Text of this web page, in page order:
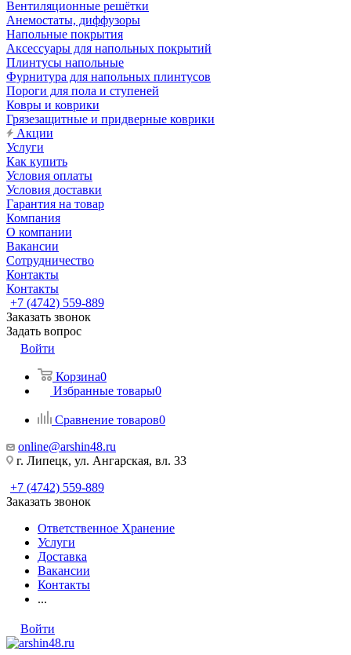
Вентиляционные решётки
Анемостаты, диффузоры
Напольные покрытия
Аксессуары для напольных покрытий
Плинтусы напольные
Фурнитура для напольных плинтусов
Пороги для пола и ступеней
Ковры и коврики
Грязезащитные и придверные коврики
Акции
Услуги
Как купить
Условия оплаты
Условия доставки
Гарантия на товар
Компания
О компании
Вакансии
Сотрудничество
Контакты
Контакты
+7 (4742) 559-889
Заказать звонок
Задать вопрос
Войти
Корзина0
Избранные товары0
Сравнение товаров0
online@arshin48.ru
г. Липецк, ул. Ангарская, вл. 33
+7 (4742) 559-889
Заказать звонок
Ответственное Хранение
Услуги
Доставка
Вакансии
Контакты
...
Войти